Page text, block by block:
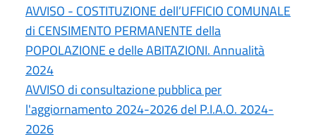
AVVISO - COSTITUZIONE dell’UFFICIO COMUNALE
di CENSIMENTO PERMANENTE della
POPOLAZIONE e delle ABITAZIONI. Annualità
2024
AVVISO di consultazione pubblica per
l'aggiornamento 2024-2026 del P.I.A.O. 2024-
2026